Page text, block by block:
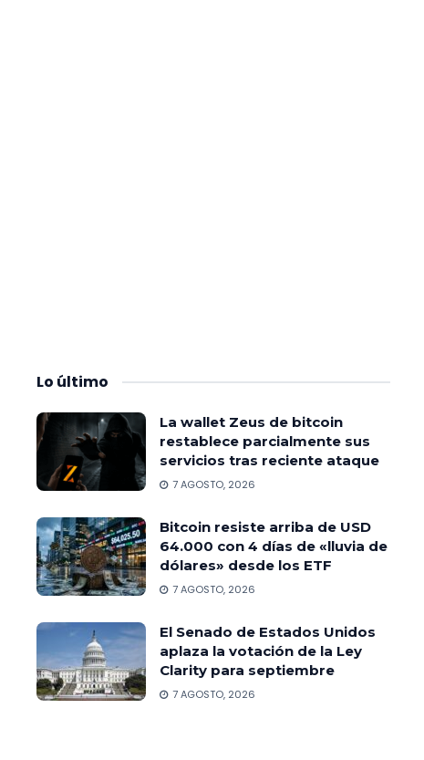
Lo último
La wallet Zeus de bitcoin
restablece parcialmente sus
servicios tras reciente ataque
7 AGOSTO, 2026
Bitcoin resiste arriba de USD
64.000 con 4 días de «lluvia de
dólares» desde los ETF
7 AGOSTO, 2026
El Senado de Estados Unidos
aplaza la votación de la Ley
Clarity para septiembre
7 AGOSTO, 2026